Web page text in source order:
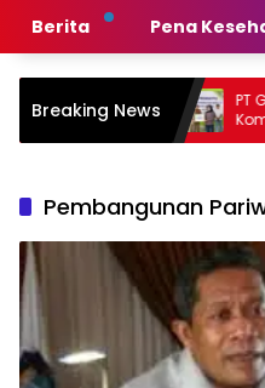
Berita Pena
Breaking NewsPT Generasi
Komitmen
Juta untuk
Pembangunan